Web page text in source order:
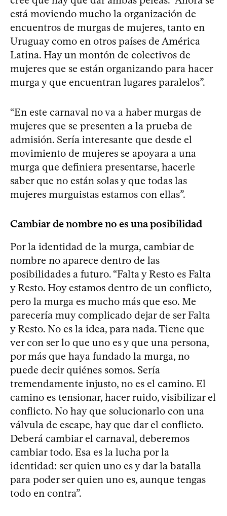
está moviendo mucho la organización de
encuentros de murgas de mujeres, tanto en
Uruguay como en otros países de América
Latina. Hay un montón de colectivos de
mujeres que se están organizando para hacer
murga y que encuentran lugares paralelos”.
“En este carnaval no va a haber murgas de
mujeres que se presenten a la prueba de
admisión. Sería interesante que desde el
movimiento de mujeres se apoyara a una
murga que definiera presentarse, hacerle
saber que no están solas y que todas las
mujeres murguistas estamos con ellas”.
Cambiar de nombre no es una posibilidad
Por la identidad de la murga, cambiar de
nombre no aparece dentro de las
posibilidades a futuro. “Falta y Resto es Falta
y Resto. Hoy estamos dentro de un conflicto,
pero la murga es mucho más que eso. Me
parecería muy complicado dejar de ser Falta
y Resto. No es la idea, para nada. Tiene que
ver con ser lo que uno es y que una persona,
por más que haya fundado la murga, no
puede decir quiénes somos. Sería
tremendamente injusto, no es el camino. El
camino es tensionar, hacer ruido, visibilizar el
conflicto. No hay que solucionarlo con una
válvula de escape, hay que dar el conflicto.
Deberá cambiar el carnaval, deberemos
cambiar todo. Esa es la lucha por la
identidad: ser quien uno es y dar la batalla
para poder ser quien uno es, aunque tengas
todo en contra”.